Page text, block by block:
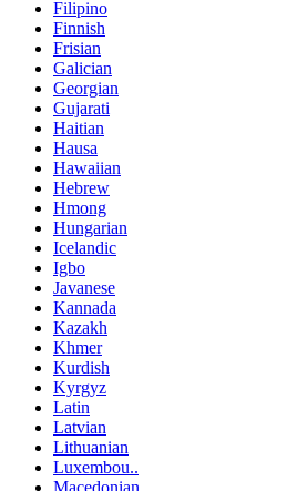
Filipino
Finnish
Frisian
Galician
Georgian
Gujarati
Haitian
Hausa
Hawaiian
Hebrew
Hmong
Hungarian
Icelandic
Igbo
Javanese
Kannada
Kazakh
Khmer
Kurdish
Kyrgyz
Latin
Latvian
Lithuanian
Luxembou..
Macedonian